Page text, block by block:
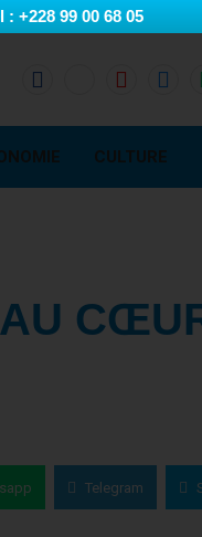
+228 99 00 68 05
CULTURE
AU
Telegram